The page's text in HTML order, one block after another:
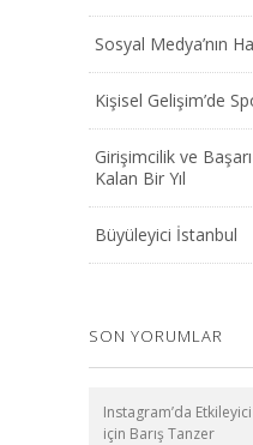
Sosyal Medya’nın
Kişisel Gelişim’de
Girişimcilik ve
Kalan Bir Yıl
Büyüleyici İstanbul
SON YORUMLAR
Instagram’da
için Barış Tanzer